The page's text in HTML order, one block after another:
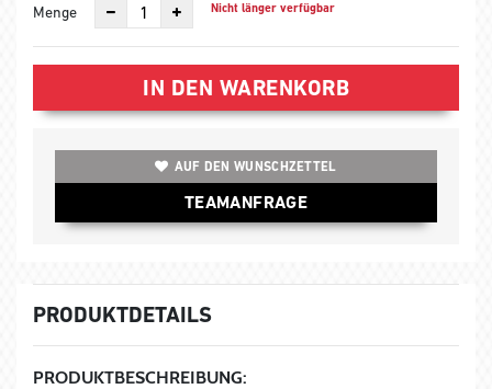
Menge Nicht länger verfügbar
IN DEN WARENKORB
AUF DEN WUNSCHZETTEL
TEAMANFRAGE
PRODUKTDETAILS
PRODUKTBESCHREIBUNG: